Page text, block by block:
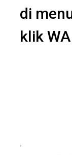
di
klik
.